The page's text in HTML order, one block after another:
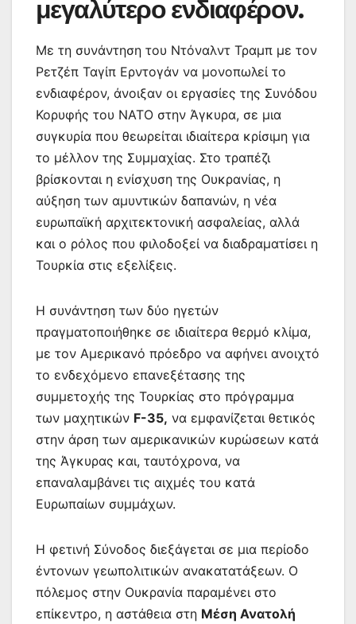
μεγαλύτερο ενδιαφέρον.
Με τη συνάντηση του Ντόναλντ Τραμπ με τον
Ρετζέπ Ταγίπ Ερντογάν να μονοπωλεί το
ενδιαφέρον, άνοιξαν οι εργασίες της Συνόδου
Κορυφής του ΝΑΤΟ στην Άγκυρα, σε μια
συγκυρία που θεωρείται ιδιαίτερα κρίσιμη για
το μέλλον της Συμμαχίας. Στο τραπέζι
βρίσκονται η ενίσχυση της Ουκρανίας, η
αύξηση των αμυντικών δαπανών, η νέα
ευρωπαϊκή αρχιτεκτονική ασφαλείας, αλλά
και ο ρόλος που φιλοδοξεί να διαδραματίσει η
Τουρκία στις εξελίξεις.
Η συνάντηση των δύο ηγετών
πραγματοποιήθηκε σε ιδιαίτερα θερμό κλίμα,
με τον Αμερικανό πρόεδρο να αφήνει ανοιχτό
το ενδεχόμενο επανεξέτασης της
συμμετοχής της Τουρκίας στο πρόγραμμα
των μαχητικών F-35, να εμφανίζεται θετικός
στην άρση των αμερικανικών κυρώσεων κατά
της Άγκυρας και, ταυτόχρονα, να
επαναλαμβάνει τις αιχμές του κατά
Ευρωπαίων συμμάχων.
Η φετινή Σύνοδος διεξάγεται σε μια περίοδο
έντονων γεωπολιτικών ανακατατάξεων. Ο
πόλεμος στην Ουκρανία παραμένει στο
επίκεντρο, η αστάθεια στη Μέση Ανατολή